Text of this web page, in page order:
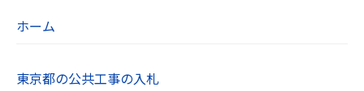
ホーム
東京都の公共工事の入札